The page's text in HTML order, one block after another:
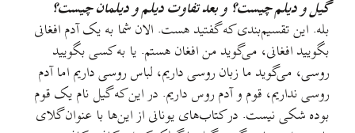
گیل و دیلم چیست؟ و بعد تفاوت دیلم و دیلمان چیست؟
بله. این تقسیم‌بندی که گفتید هست. الان شما به یک آدم افغانی
بگویید افغانی، می‌گوید من افغان هستم. یا به کسی بگویید
روسی، می‌گوید ما زبان روسی داریم، لباس روسی داریم اما آدم
روسی نداریم، قوم و آدم روس داریم. در این‌ که گیل نام یک قوم
بوده شکی نیست. در کتاب‌های یونانی از این‌ها با عنوان گلای